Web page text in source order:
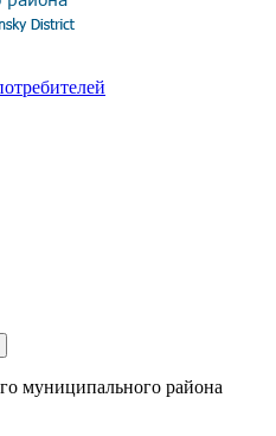
муниципального района